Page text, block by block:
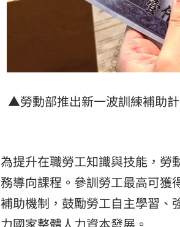
台灣彩券開獎直播中 20:31
LIVE三立+24小時直播 15:27
三立iNEWS新聞台線上直播 18:00
商場戰國來臨 台中「頂奢大道」逐
「拍片人的多重宇宙」職涯論壇9/12
8國球員齊聚高雄 Formosa 7s掀足
理想混蛋號召粉絲跨海追星吃美食！
▲勞動部推出新一波訓練補助
為提升在職勞工知識與技能，勞
務導向課程。參訓勞工最高可獲
補助機制，鼓勵勞工自主學習、